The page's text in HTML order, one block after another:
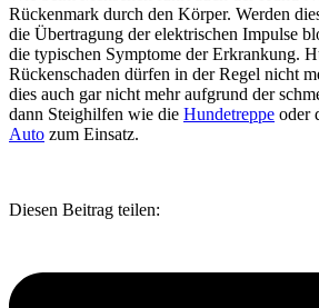
Rückenmark durch den Körper. Werden
die Übertragung der elektrischen Impulse
die typischen Symptome der Erkrankung.
Rückenschaden dürfen in der Regel nicht
dies auch gar nicht mehr aufgrund der
dann Steighilfen wie die Hundetreppe oder
Auto zum Einsatz.
Diesen Beitrag teilen: